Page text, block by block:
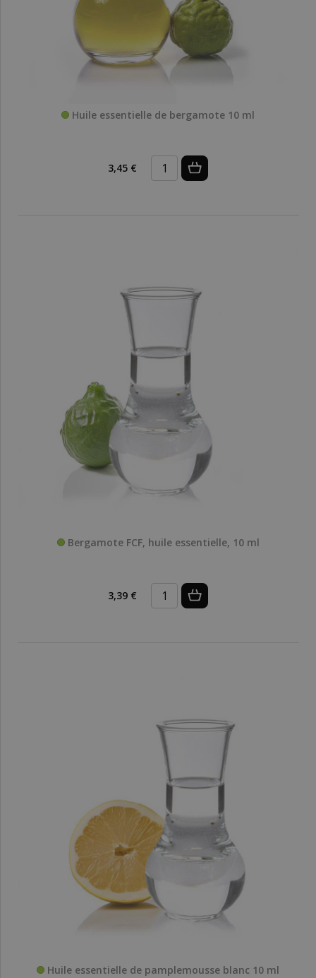
Huile essentielle de bergamote 10 ml
3,45 €
Bergamote FCF, huile essentielle, 10 ml
3,39 €
Huile essentielle de pamplemousse blanc 10 ml